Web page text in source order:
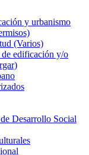
y urbanismo
(Varios)
edificación y/o
Desarrollo Social